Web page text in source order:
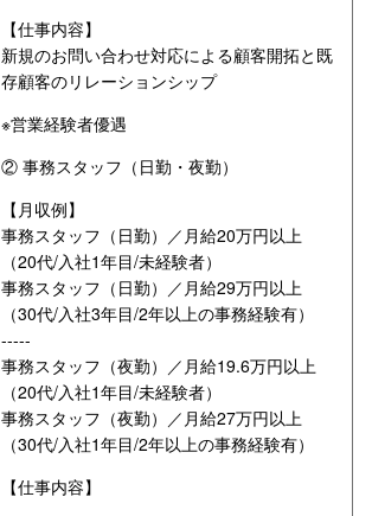
【仕事内容】
新規のお問い合わせ対応による顧客開拓と既
存顧客のリレーションシップ
※営業経験者優遇
② 事務スタッフ（日勤・夜勤）
【月収例】
事務スタッフ（日勤）／月給20万円以上
（20代/入社1年目/未経験者）
事務スタッフ（日勤）／月給29万円以上
（30代/入社3年目/2年以上の事務経験有）
-----
事務スタッフ（夜勤）／月給19.6万円以上
（20代/入社1年目/未経験者）
事務スタッフ（夜勤）／月給27万円以上
（30代/入社1年目/2年以上の事務経験有）
【仕事内容】